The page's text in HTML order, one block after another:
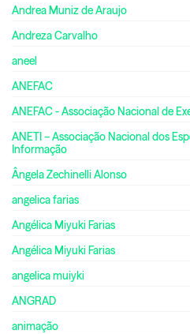
Andrea Muniz de Araujo
Andreza Carvalho
aneel
ANEFAC
ANEFAC - Associação Nacional de
ANETI – Associação Nacional dos
Informação
Ângela Zechinelli Alonso
angelica farias
Angélica Miyuki Farias
Angélica Miyuki Farias
angelica muiyki
ANGRAD
animação